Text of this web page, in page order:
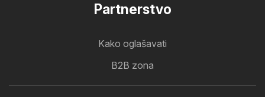
Partnerstvo
Kako oglašavati
B2B zona